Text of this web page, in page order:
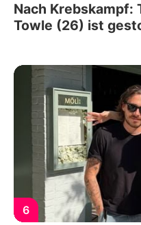
Nach Krebskampf:
Towle (26) ist
6